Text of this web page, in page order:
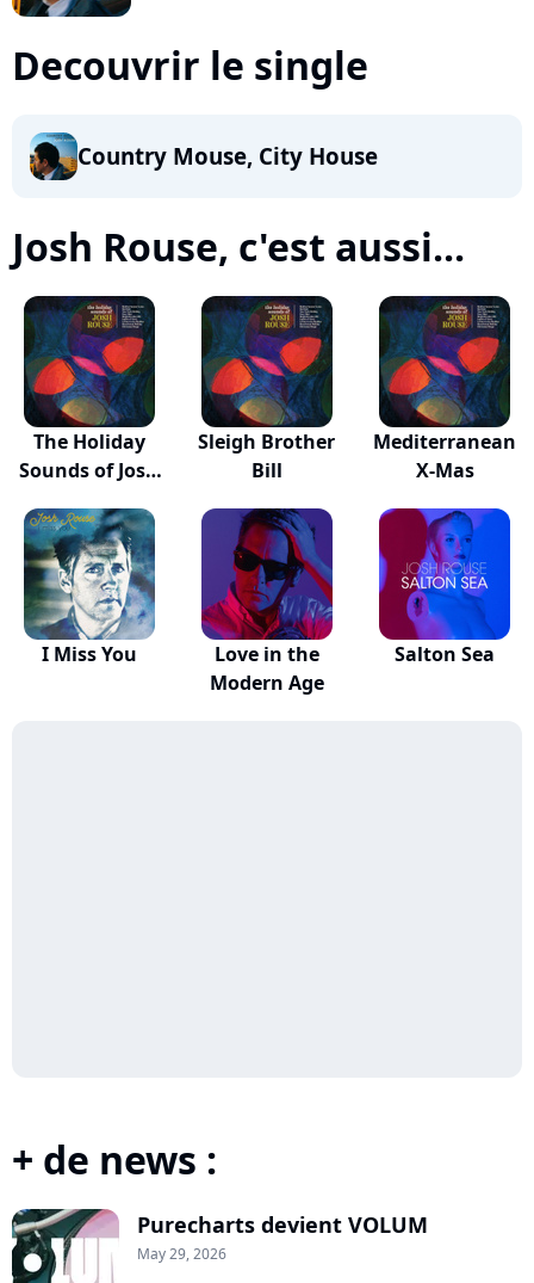
Decouvrir le single
Country Mouse, City House
Josh Rouse, c'est aussi...
The Holiday
Sounds of Josh
Sleigh Brother
Bill
Mediterranean
X-Mas
I Miss You
Love in the
Modern Age
Salton Sea
+ de news :
Purecharts devient VOLUM
May 29, 2026